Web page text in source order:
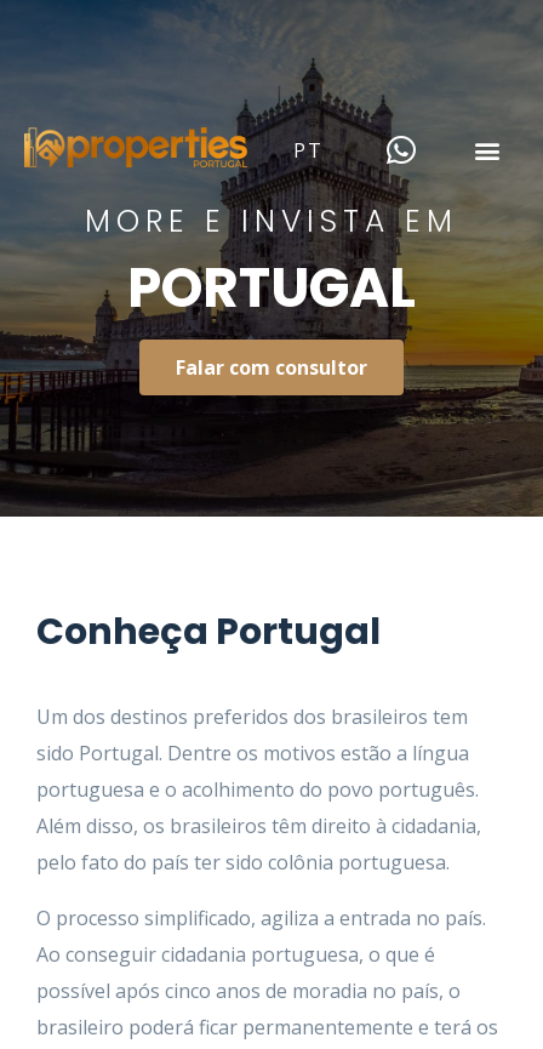
PT
MORE E INVISTA EM
PORTUGAL
Falar com consultor
Conheça Portugal
Um dos destinos preferidos dos brasileiros tem
sido Portugal. Dentre os motivos estão a língua
portuguesa e o acolhimento do povo português.
Além disso, os brasileiros têm direito à cidadania,
pelo fato do país ter sido colônia portuguesa.
O processo simplificado, agiliza a entrada no país.
Ao conseguir cidadania portuguesa, o que é
possível após cinco anos de moradia no país, o
brasileiro poderá ficar permanentemente e terá os